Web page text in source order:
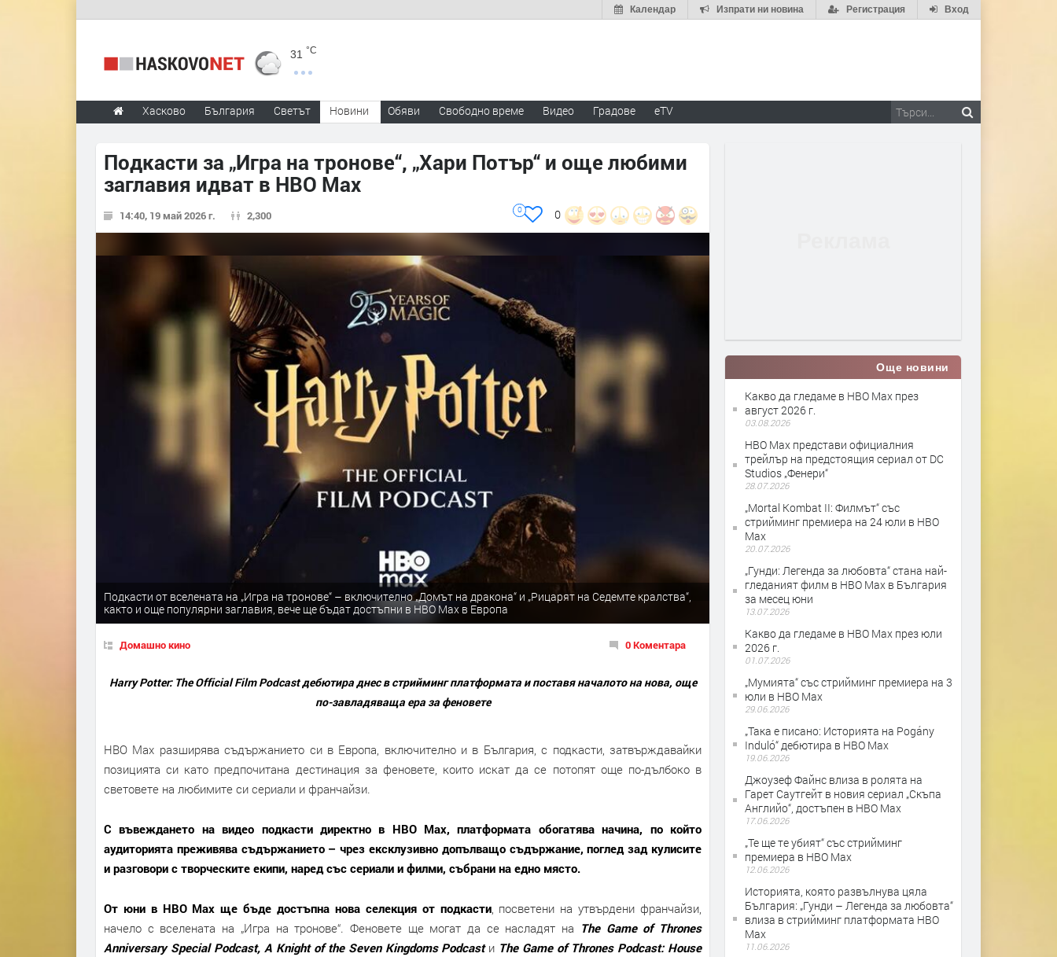
Вход
Регистрация
Изпрати ни новина
Календар
31 °C
Хасково България Светът Новини Обяви Свободно време Видео Градове eTV
Подкасти за „Игра на тронове“, „Хари Потър“ и още любими
заглавия идват в HBO Max
14:40, 19 май 2026 г. 2,300 0
0
Подкасти от вселената на „Игра на тронове“ – включително „Домът на дракона“ и „Рицарят на Седемте кралства“,
както и още популярни заглавия, вече ще бъдат достъпни в HBO Max в Европа
Домашно кино 0 Коментара
Harry Potter: The Official Film Podcast дебютира днес в стрийминг платформата и поставя началото на нова, още
по-завладяваща ера за феновете
HBO Max разширява съдържанието си в Европа, включително и в България, с подкасти, затвърждавайки
позицията си като предпочитана дестинация за феновете, които искат да се потопят още по-дълбоко в
световете на любимите си сериали и франчайзи.
С въвеждането на видео подкасти директно в HBO Max, платформата обогатява начина, по който
аудиторията преживява съдържанието – чрез ексклузивно допълващо съдържание, поглед зад кулисите
и разговори с творческите екипи, наред със сериали и филми, събрани на едно място.
От юни в HBO Max ще бъде достъпна нова селекция от подкасти, посветени на утвърдени франчайзи,
начело с вселената на „Игра на тронове“. Феновете ще могат да се насладят на The Game of Thrones
Anniversary Special Podcast, A Knight of the Seven Kingdoms Podcast и The Game of Thrones Podcast: House
Още новини
Какво да гледаме в HBO Max през
август 2026 г.
03.08.2026
HBO Max представи официалния
трейлър на предстоящия сериал от DC
Studios „Фенери“
28.07.2026
„Mortal Kombat II: Филмът“ със
стрийминг премиера на 24 юли в HBO
Max
20.07.2026
„Гунди: Легенда за любовта“ стана най-
гледаният филм в HBO Max в България
за месец юни
13.07.2026
Какво да гледаме в HBO Max през юли
2026 г.
01.07.2026
„Мумията“ със стрийминг премиера на 3
юли в HBO Max
29.06.2026
„Така е писано: Историята на Pogány
Induló“ дебютира в HBO Max
19.06.2026
Джоузеф Файнс влиза в ролята на
Гарет Саутгейт в новия сериал „Скъпа
Английо“, достъпен в HBO Max
17.06.2026
„Те ще те убият“ със стрийминг
премиера в HBO Max
12.06.2026
Историята, която развълнува цяла
България: „Гунди – Легенда за любовта“
влиза в стрийминг платформата HBO
Max
11.06.2026